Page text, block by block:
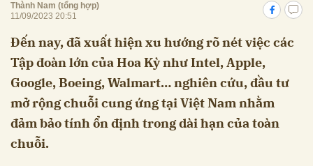
Thành Nam (tổng hợp)
11/09/2023 20:51
Đến nay, đã xuất hiện xu hướng rõ nét việc các
Tập đoàn lớn của Hoa Kỳ như Intel, Apple,
Google, Boeing, Walmart… nghiên cứu, đầu tư
mở rộng chuỗi cung ứng tại Việt Nam nhằm
đảm bảo tính ổn định trong dài hạn của toàn
chuỗi.